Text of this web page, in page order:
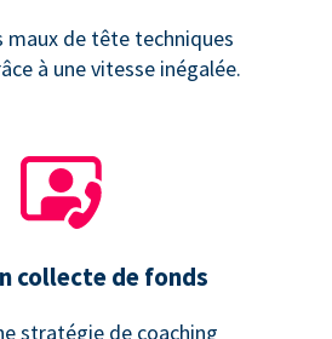
maux de tête techniques
à une vitesse inégalée.
collecte de fonds
stratégie de coaching